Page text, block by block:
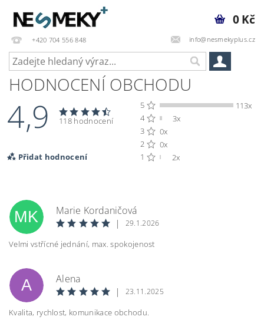
+420 704 556 848 info@nesmekyplus.cz
0 Kč
HODNOCENÍ OBCHODU
4,9 118 hodnocení
Přidat hodnocení
5
113x
4
3x
3
0x
2
0x
1
2x
MK
Marie Kordaničová
|
29.1.2026
Velmi vstřícné jednání, max. spokojenost
A
Alena
|
23.11.2025
Kvalita, rychlost, komunikace obchodu.